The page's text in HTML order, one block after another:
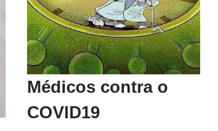
Médicos contra o
COVID19